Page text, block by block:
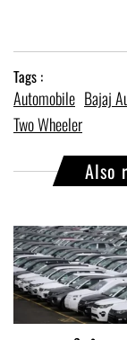
Tags :
Automobile Bajaj
Two Wheeler
Also